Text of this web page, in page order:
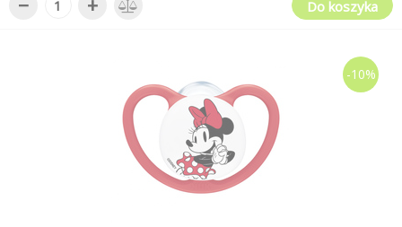
− + Do koszyka
-10%